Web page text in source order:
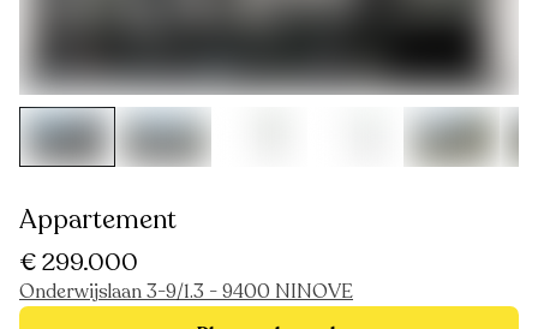
Appartement
€ 299.000
Onderwijslaan 3-9/1.3 - 9400 NINOVE